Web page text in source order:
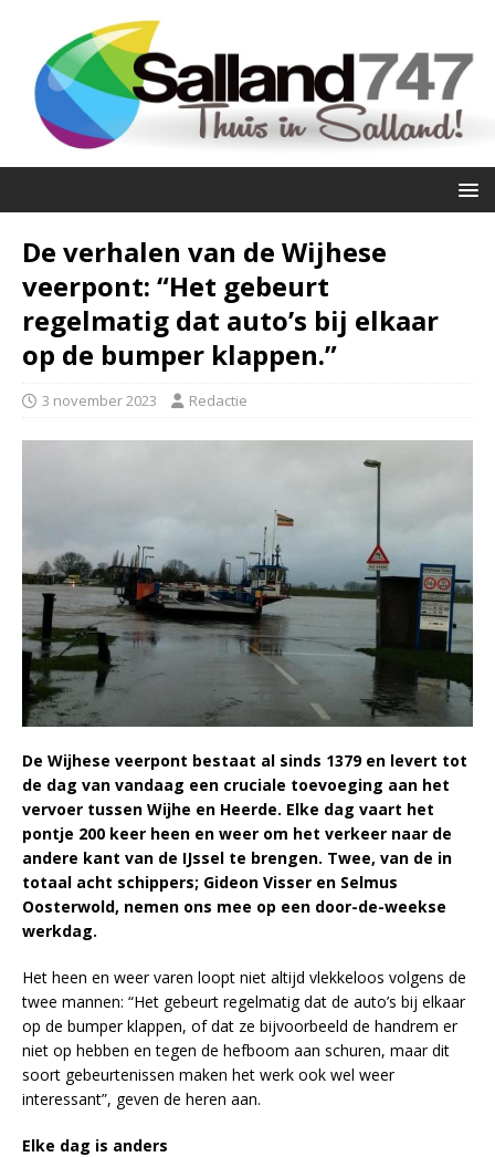
De verhalen van de Wijhese
veerpont: “Het gebeurt
regelmatig dat auto’s bij elkaar
op de bumper klappen.”
3 november 2023 Redactie
De Wijhese veerpont bestaat al sinds 1379 en levert tot
de dag van vandaag een cruciale toevoeging aan het
vervoer tussen Wijhe en Heerde. Elke dag vaart het
pontje 200 keer heen en weer om het verkeer naar de
andere kant van de IJssel te brengen. Twee, van de in
totaal acht schippers; Gideon Visser en Selmus
Oosterwold, nemen ons mee op een door-de-weekse
werkdag.
Het heen en weer varen loopt niet altijd vlekkeloos volgens de
twee mannen: “Het gebeurt regelmatig dat de auto’s bij elkaar
op de bumper klappen, of dat ze bijvoorbeeld de handrem er
niet op hebben en tegen de hefboom aan schuren, maar dit
soort gebeurtenissen maken het werk ook wel weer
interessant”, geven de heren aan.
Elke dag is anders